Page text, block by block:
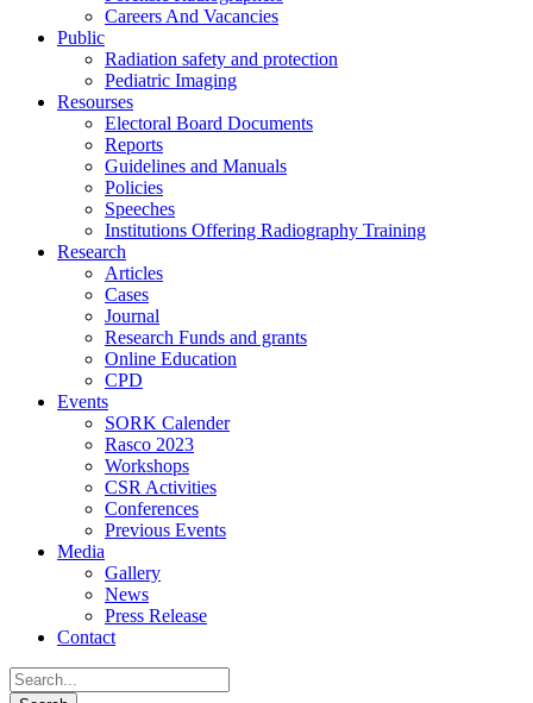
Careers And Vacancies
Public
Radiation safety and protection
Pediatric Imaging
Resourses
Electoral Board Documents
Reports
Guidelines and Manuals
Policies
Speeches
Institutions Offering Radiography Training
Research
Articles
Cases
Journal
Research Funds and grants
Online Education
CPD
Events
SORK Calender
Rasco 2023
Workshops
CSR Activities
Conferences
Previous Events
Media
Gallery
News
Press Release
Contact